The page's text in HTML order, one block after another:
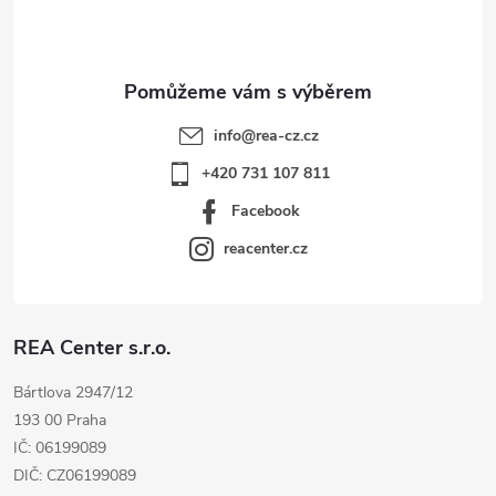
REA Center s.r.o.
Bártlova 2947/12
193 00 Praha
IČ: 06199089
DIČ: CZ06199089
info@rea-cz.cz
+420 731 107 811
Facebook
reacenter.cz